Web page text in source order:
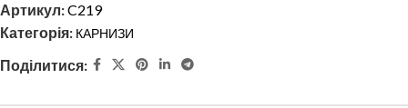
Артикул:C219
Категорія: КАРНИЗИ
Поділитися: